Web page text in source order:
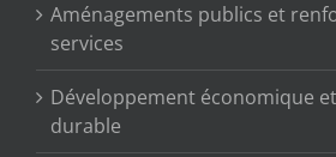
Aménagements publics et
services
Développement économique
durable